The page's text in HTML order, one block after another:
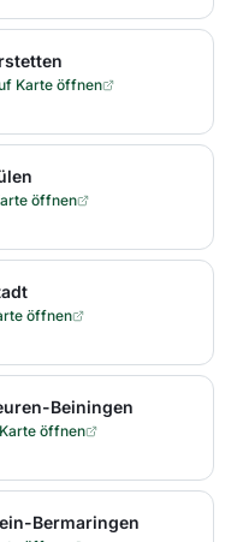
Karte öffnen
öffnen
öffnen
Beiningen
öffnen
Bermaringen